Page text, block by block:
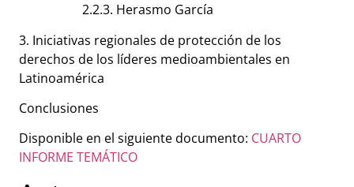
2.2.3. Herasmo García
3. Iniciativas regionales de protección de los
derechos de los líderes medioambientales en
Latinoamérica
Conclusiones
Disponible en el siguiente documento: CUARTO
INFORME TEMÁTICO